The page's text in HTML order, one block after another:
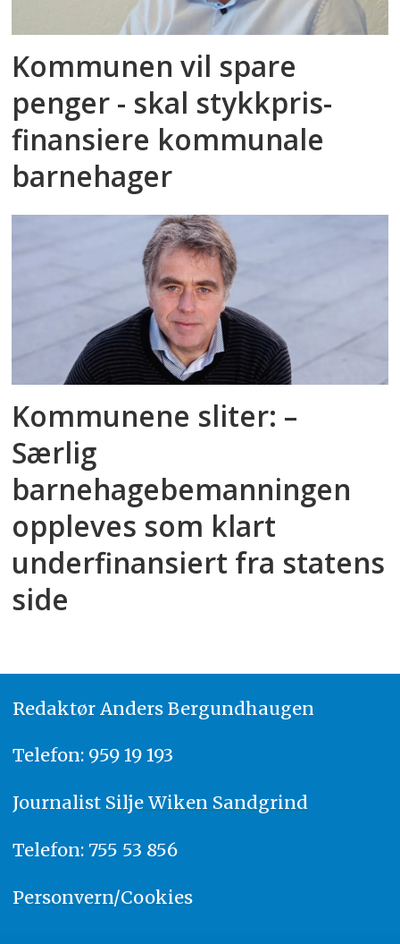
Kommunen vil spare
penger - skal stykkpris­
finansiere kommunale
barnehager
Kommunene sliter: –
Særlig
barnehagebemanningen
oppleves som klart
underfinansiert fra statens
side
Redaktør Anders Bergundhaugen
Telefon: 959 19 193
Journalist Silje Wiken Sandgrind
Telefon: 755 53 856
Personvern/Cookies